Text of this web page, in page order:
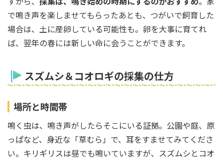
で鳴き声を楽しませてもらったあとも、つがいで飼育した
場合は、土に産卵している可能性も。卵を大事に育てれ
ば、翌年の春には新しい命に会うことができます。
スズムシ＆コオロギの採集の仕方
場所と時間帯
鳴く虫は、鳴き声がしたらそこにいる証拠。公園や庭、原
っぱなど、身近な「草むら」で、耳をすませてみてくださ
い。キリギリスは昼でも鳴いていますが、スズムシとコオ